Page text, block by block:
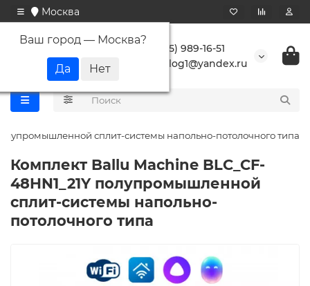
Москва
Ваш город — Москва?
+7 (495) 989-16-51
buranlog1@yandex.ru
сплит-системы напольно-потолочного типа
Комплект Ballu Machine BLC_CF-
48HN1_21Y полупромышленной
сплит-системы напольно-
потолочного типа